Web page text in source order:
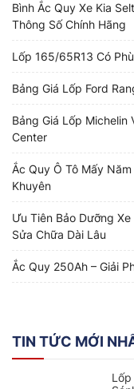
Bình Ắc Quy Xe Kia
Thông Số Chính Hãng
Lốp 165/65R13 Có
Bảng Giá Lốp Ford
Bảng Giá Lốp
Center
Ắc Quy Ô Tô Mấy
Khuyên
Ưu Tiên Bảo Dưỡng
Sửa Chữa Dài Lâu
Ắc Quy 250Ah – Giải
TIN TỨC MỚI
Lốp